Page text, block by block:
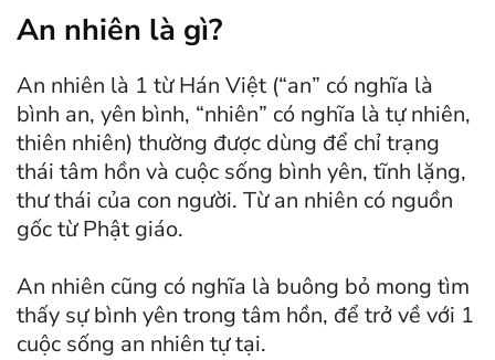
An nhiên là gì?
An nhiên là 1 từ Hán Việt (“an” có nghĩa là
bình an, yên bình, “nhiên” có nghĩa là tự nhiên,
thiên nhiên) thường được dùng để chỉ trạng
thái tâm hồn và cuộc sống bình yên, tĩnh lặng,
thư thái của con người. Từ an nhiên có nguồn
gốc từ Phật giáo.
An nhiên cũng có nghĩa là buông bỏ mong tìm
thấy sự bình yên trong tâm hồn, để trở về với 1
cuộc sống an nhiên tự tại.